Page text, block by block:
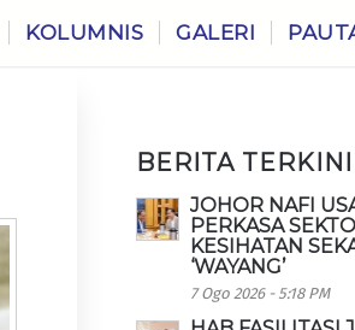
KOLUMNIS GALERI
BERITA TERKINI
JOHOR NAFI
PERKASA
KESIHATAN
‘WAYANG’
7 Ogo 2026 - 5:18 PM